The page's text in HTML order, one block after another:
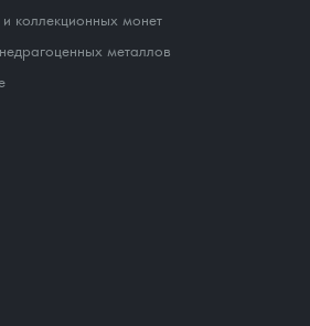
коллекционных монет
металлов